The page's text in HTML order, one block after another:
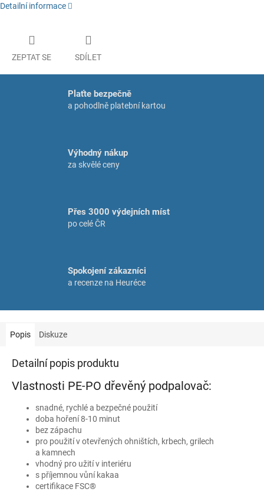
Detailní informace
ZEPTAT SE SDÍLET
Plaťte bezpečně
a pohodlně platební kartou
Výhodný nákup
za skvělé ceny
Přes 3000 výdejních míst
po celé ČR
Spokojení zákazníci
a recenze na Heuréce
Popis Diskuze
Detailní popis produktu
Vlastnosti PE-PO dřevěný podpalovač:
snadné, rychlé a bezpečné použití
doba hoření 8-10 minut
bez zápachu
pro použití v otevřených ohništích, krbech, grilech
a kamnech
vhodný pro užití v interiéru
s příjemnou vůní kakaa
certifikace FSC®